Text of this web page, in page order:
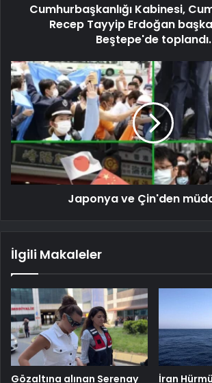
Cumhurbaşkanlığı Kabinesi,
Recep Tayyip Erdoğan
Beştepe'de toplandı.
Japonya ve Çin'den
İlgili Makaleler
Gözaltına alınan Serenay İran